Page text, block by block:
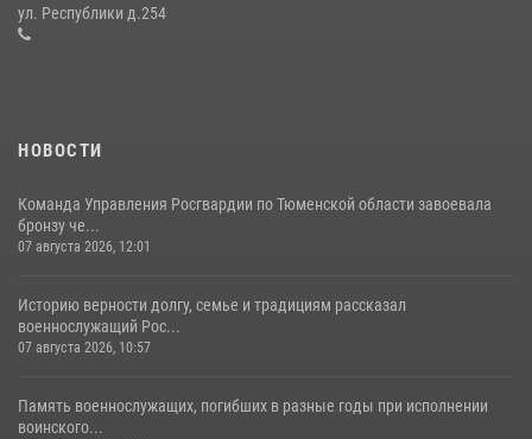
десантирования на Урале
16 июля 2026, 10:42
ул. Республики д.254
НОВОСТИ
Команда Управления Росгвардии по Тюменской области завоевала
бронзу че...
07 августа 2026, 12:01
Историю верности долгу, семье и традициям рассказал
военнослужащий Рос...
07 августа 2026, 10:57
Память военнослужащих, погибших в разные годы при исполнении
воинского...